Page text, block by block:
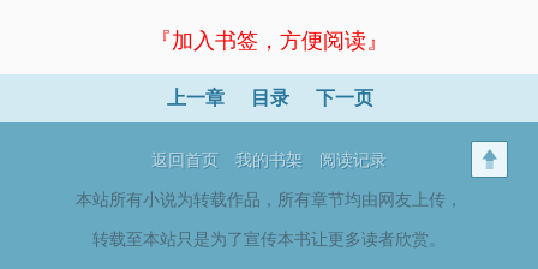
『加入书签，方便阅读』
上一章 目录 下一页
返回首页 我的书架 阅读记录
本站所有小说为转载作品，所有章节均由网友上传，
转载至本站只是为了宣传本书让更多读者欣赏。